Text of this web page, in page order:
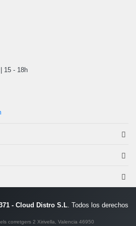
15 - 18h
- Cloud Distro S.L . Todos los derechos
corretgers 2 Xirivella, Valencia 46950